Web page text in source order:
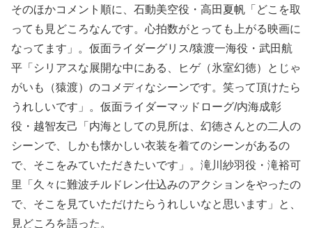
そのほかコメント順に、石動美空役・高田夏帆「どこを取
っても見どころなんです。心拍数がとっても上がる映画に
なってます」。仮面ライダーグリス/猿渡一海役・武田航
平「シリアスな展開な中にある、ヒゲ（氷室幻徳）とじゃ
がいも（猿渡）のコメディなシーンです。笑って頂けたら
うれしいです」。仮面ライダーマッドローグ/内海成彰
役・越智友己「内海としての見所は、幻徳さんとの二人の
シーンで、しかも懐かしい衣装を着てのシーンがあるの
で、そこをみていただきたいです」。滝川紗羽役・滝裕可
里「久々に難波チルドレン仕込みのアクションをやったの
で、そこを見ていただけたらうれしいなと思います」と、
見どころを語った。